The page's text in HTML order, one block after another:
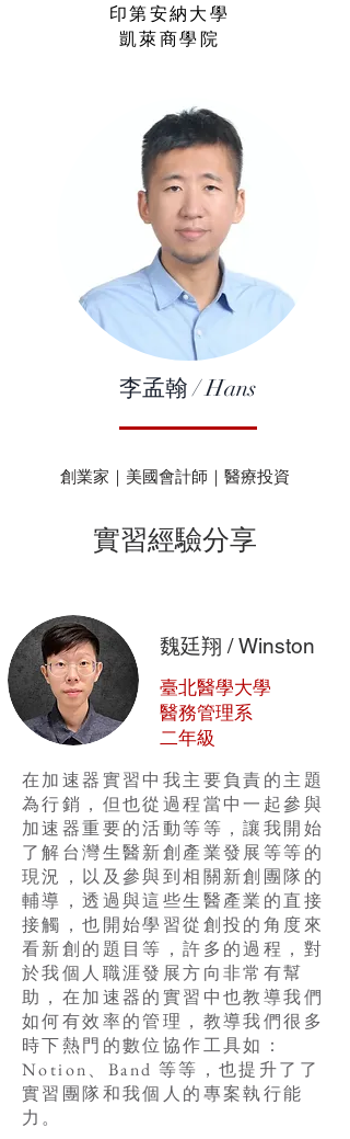
印第安納大學
凱萊商學院
李孟翰 / Hans
創業家｜美國會計師｜醫療投資
實習經驗分享
臺北醫學大學
醫務管理系
二年級
在加速器實習中我主要負責的主題
為行銷，但也從過程當中一起參與
加速器重要的活動等等，讓我開始
了解台灣生醫新創產業發展等等的
現況，以及參與到相關新創團隊的
輔導，透過與這些生醫產業的直接
接觸，也開始學習從創投的角度來
看新創的題目等，許多的過程，對
於我個人職涯發展方向非常有幫
助，在加速器的實習中也教導我們
如何有效率的管理，教導我們很多
時下熱門的數位協作工具如：
Notion、Band 等等，也提升了了
實習團隊和我個人的專案執行能
力。
魏廷翔 / Winston